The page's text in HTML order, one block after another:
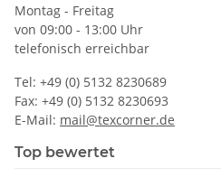
Montag - Freitag
von 09:00 - 13:00 Uhr
telefonisch erreichbar
Tel: +49 (0) 5132 8230689
Fax: +49 (0) 5132 8230693
E-Mail: mail@texcorner.de
Top bewertet